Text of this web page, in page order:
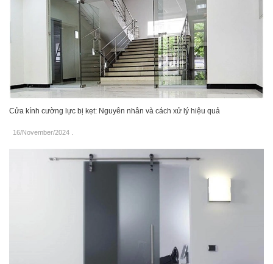
Cửa kính cường lực bị kẹt: Nguyên nhân và cách xử lý hiệu quả
16/November/2024